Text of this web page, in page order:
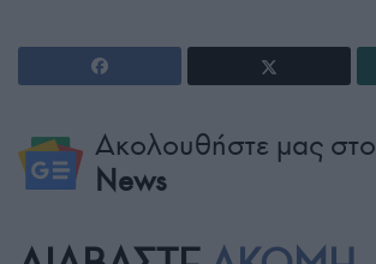
Ακολουθήστε μας στο
News